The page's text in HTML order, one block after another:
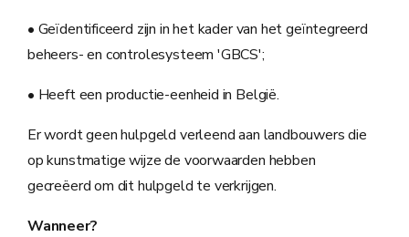
• Geïdentificeerd zijn in het kader van het geïntegreerd
beheers- en controlesysteem 'GBCS';
• Heeft een productie-eenheid in België.
Er wordt geen hulpgeld verleend aan landbouwers die
op kunstmatige wijze de voorwaarden hebben
gecreëerd om dit hulpgeld te verkrijgen.
Wanneer?